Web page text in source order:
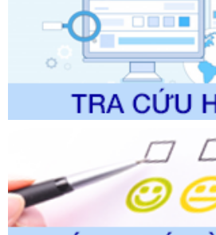
Tên: Quyết định công bố Danh mục
được sửa đổi, bổ sung và phê duyệt
trình điện tử giải quyết thủ tục hành
lịch thuộc phạm vi chức năng quản
thao và Du lịch
Ngày ban hành: 01/06/2026
Số kí hiệu:2310/QĐ-UBND
đổi, bổ sung và phê duyệt Quy trình
trong giải quyết thủtục hành chính
thuộc phạm vi giải quyết của Sở
trường
Ngày ban hành: 01/06/2026